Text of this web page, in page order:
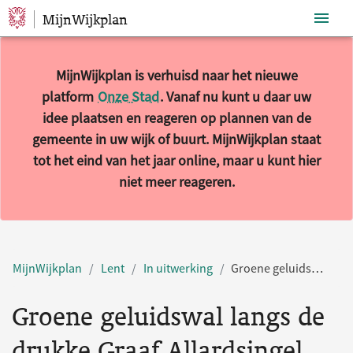
Sla navigatie over
MijnWijkplan
MijnWijkplan is verhuisd naar het nieuwe
platform Onze Stad. Vanaf nu kunt u daar uw
idee plaatsen en reageren op plannen van de
gemeente in uw wijk of buurt. MijnWijkplan staat
tot het eind van het jaar online, maar u kunt hier
niet meer reageren.
MijnWijkplan Lent In uitwerking Groene geluidswal langs de drukke Graaf Allardsingel
Groene geluidswal langs de